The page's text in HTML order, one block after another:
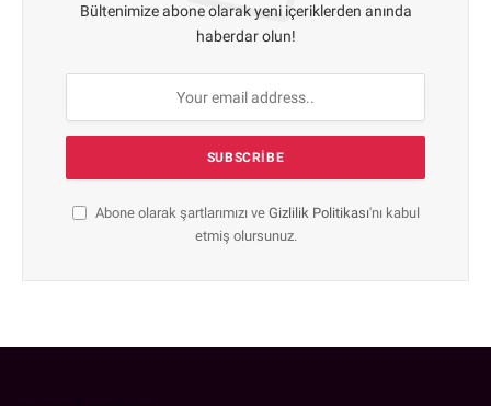
Bültenimize abone olarak yeni içeriklerden anında
haberdar olun!
Abone olarak şartlarımızı ve Gizlilik Politikası'nı kabul
etmiş olursunuz.